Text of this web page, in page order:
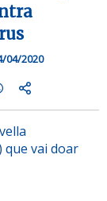
04/2020
que vai doar